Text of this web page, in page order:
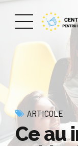
ARTICOLE
Ce au